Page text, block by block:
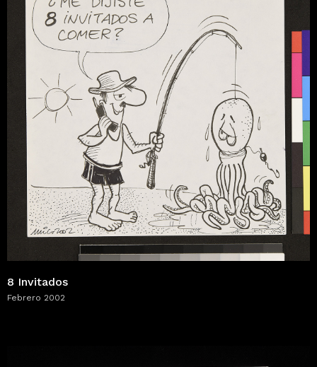
8 Invitados
Febrero 2002